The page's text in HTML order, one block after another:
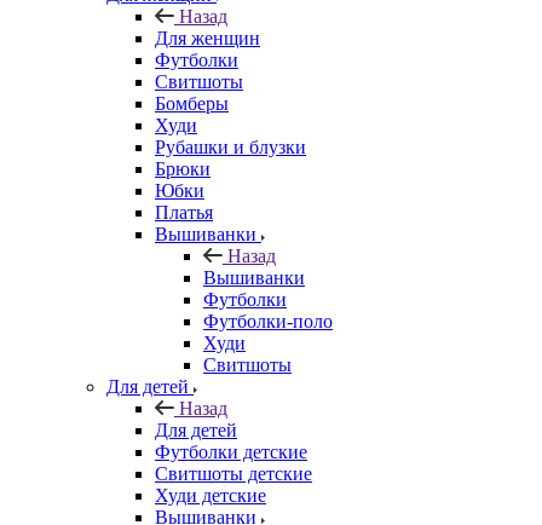
Назад
Для женщин
Футболки
Свитшоты
Бомберы
Худи
Рубашки и блузки
Брюки
Юбки
Платья
Вышиванки
Назад
Вышиванки
Футболки
Футболки-поло
Худи
Свитшоты
Для детей
Назад
Для детей
Футболки детские
Свитшоты детские
Худи детские
Вышиванки